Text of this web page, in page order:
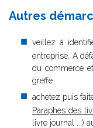
Autres
veillez à
entreprise. A
du commerce
greffe.
achetez puis
Paraphes des
livre journal ...)